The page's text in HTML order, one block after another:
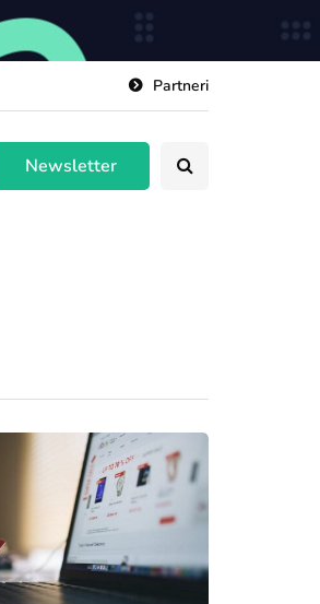
Partneri
Newsletter